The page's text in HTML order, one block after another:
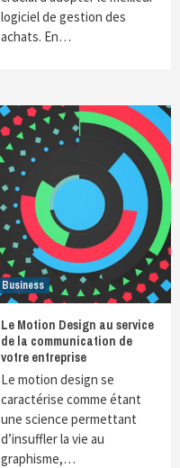
logiciel de gestion des
achats. En…
Business
Le Motion Design au service
de la communication de
votre entreprise
Le motion design se
caractérise comme étant
une science permettant
d’insuffler la vie au
graphisme,…